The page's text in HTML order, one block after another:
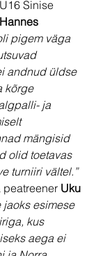
Sinise
Hannes
pigem väga
andnud üldse
kõrge
ja
mängisid
olid toetavas
turniiri vältel.”
peatreener Uku
jaoks esimese
kus
aega ei